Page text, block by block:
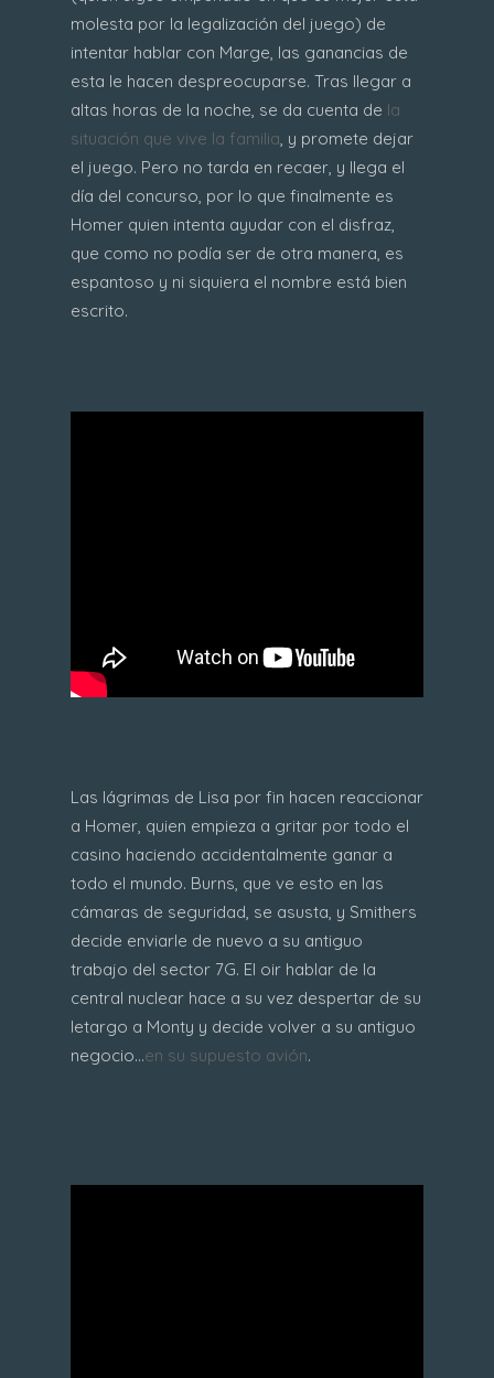
molesta por la legalización del juego) de
intentar hablar con Marge, las ganancias de
esta le hacen despreocuparse. Tras llegar a
altas horas de la noche, se da cuenta de la
situación que vive la familia , y promete dejar
el juego. Pero no tarda en recaer, y llega el
día del concurso, por lo que finalmente es
Homer quien intenta ayudar con el disfraz,
que como no podía ser de otra manera, es
espantoso y ni siquiera el nombre está bien
escrito.
Las lágrimas de Lisa por fin hacen reaccionar
a Homer, quien empieza a gritar por todo el
casino haciendo accidentalmente ganar a
todo el mundo. Burns, que ve esto en las
cámaras de seguridad, se asusta, y Smithers
decide enviarle de nuevo a su antiguo
trabajo del sector 7G. El oir hablar de la
central nuclear hace a su vez despertar de su
letargo a Monty y decide volver a su antiguo
negocio...en su supuesto avión.